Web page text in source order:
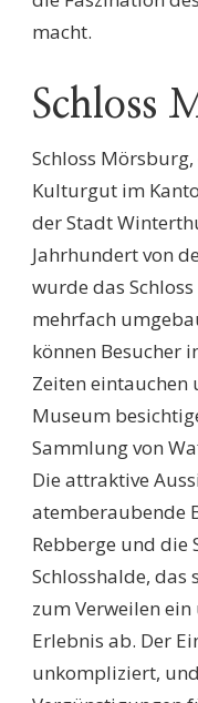
macht.
Schloss
Schloss
Kulturgut im
der Stadt
Jahrhundert von
wurde das
mehrfach
können Besucher
Zeiten eintauchen
Museum
Sammlung von
Die attraktive
atemberaubende
Rebberge und die
Schlosshalde, das
zum Verweilen
Erlebnis ab. Der
unkompliziert,